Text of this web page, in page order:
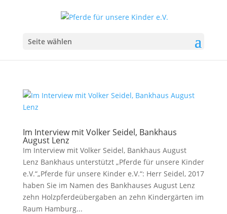
Seite wählen
Im Interview mit Volker Seidel, Bankhaus
August Lenz
Im Interview mit Volker Seidel, Bankhaus August
Lenz Bankhaus unterstützt „Pferde für unsere Kinder
e.V.“„Pferde für unsere Kinder e.V.“: Herr Seidel, 2017
haben Sie im Namen des Bankhauses August Lenz
zehn Holzpferdeübergaben an zehn Kindergärten im
Raum Hamburg...